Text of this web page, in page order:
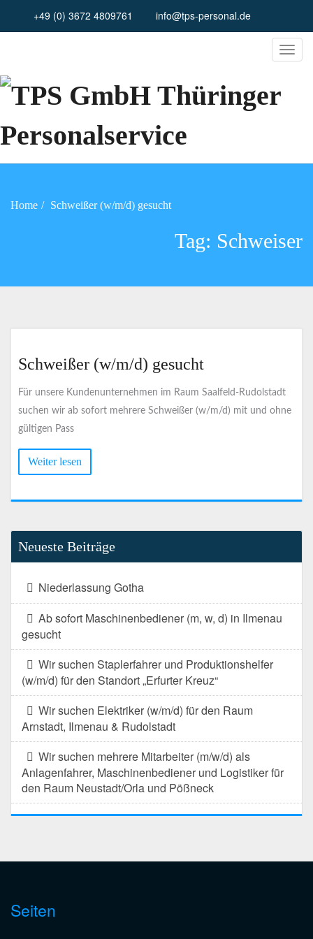
+49 (0) 3672 4809761 info@tps-personal.de
Personalservice
Home Schweißer (w/m/d) gesucht
Tag: Schweiser
Schweißer (w/m/d) gesucht
Für unsere Kundenunternehmen im Raum Saalfeld-Rudolstadt
suchen wir ab sofort mehrere Schweißer (w/m/d) mit und ohne
gültigen Pass
Weiter lesen
Neueste Beiträge
Niederlassung Gotha
Ab sofort Maschinenbediener (m, w, d) in Ilmenau
gesucht
Wir suchen Staplerfahrer und Produktionshelfer
(w/m/d) für den Standort „Erfurter Kreuz“
Wir suchen Elektriker (w/m/d) für den Raum
Arnstadt, Ilmenau & Rudolstadt
Wir suchen mehrere Mitarbeiter (m/w/d) als
Anlagenfahrer, Maschinenbediener und Logistiker für
den Raum Neustadt/Orla und Pößneck
Seiten